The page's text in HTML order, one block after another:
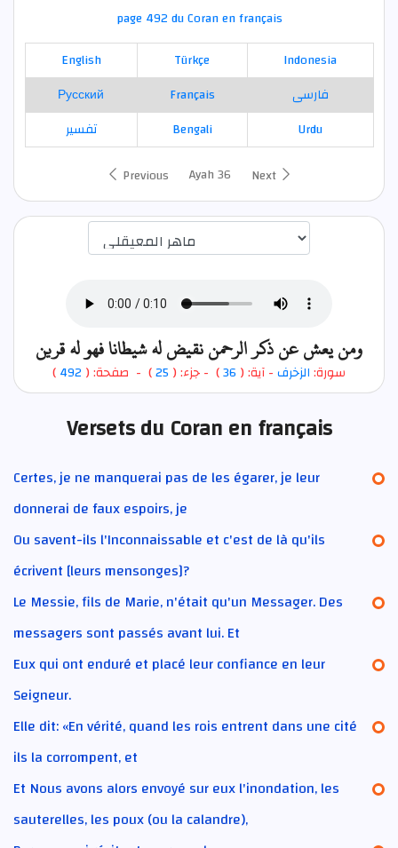
page 492 du Coran en français
English
Türkçe
Indonesia
Русский
Français
فارسی
تفسير
Bengali
Urdu
Previous
Ayah 36 Next
ومن يعش عن ذكر الرحمن نقيض له شيطانا فهو له قرين
سورة:الزخرف- آية: (36
) - جزء: ( 25) - صفحة: ( 492
)
Versets du Coran en français
Certes, je ne manquerai pas de les égarer, je leur
donnerai de faux espoirs, je
Ou savent-ils l'Inconnaissable et c'est de là qu'ils
écrivent [leurs mensonges]?
Le Messie, fils de Marie, n'était qu'un Messager. Des
messagers sont passés avant lui. Et
Eux qui ont enduré et placé leur confiance en leur
Seigneur.
Elle dit: «En vérité, quand les rois entrent dans une cité
ils la corrompent, et
Et Nous avons alors envoyé sur eux l'inondation, les
sauterelles, les poux (ou la calandre),